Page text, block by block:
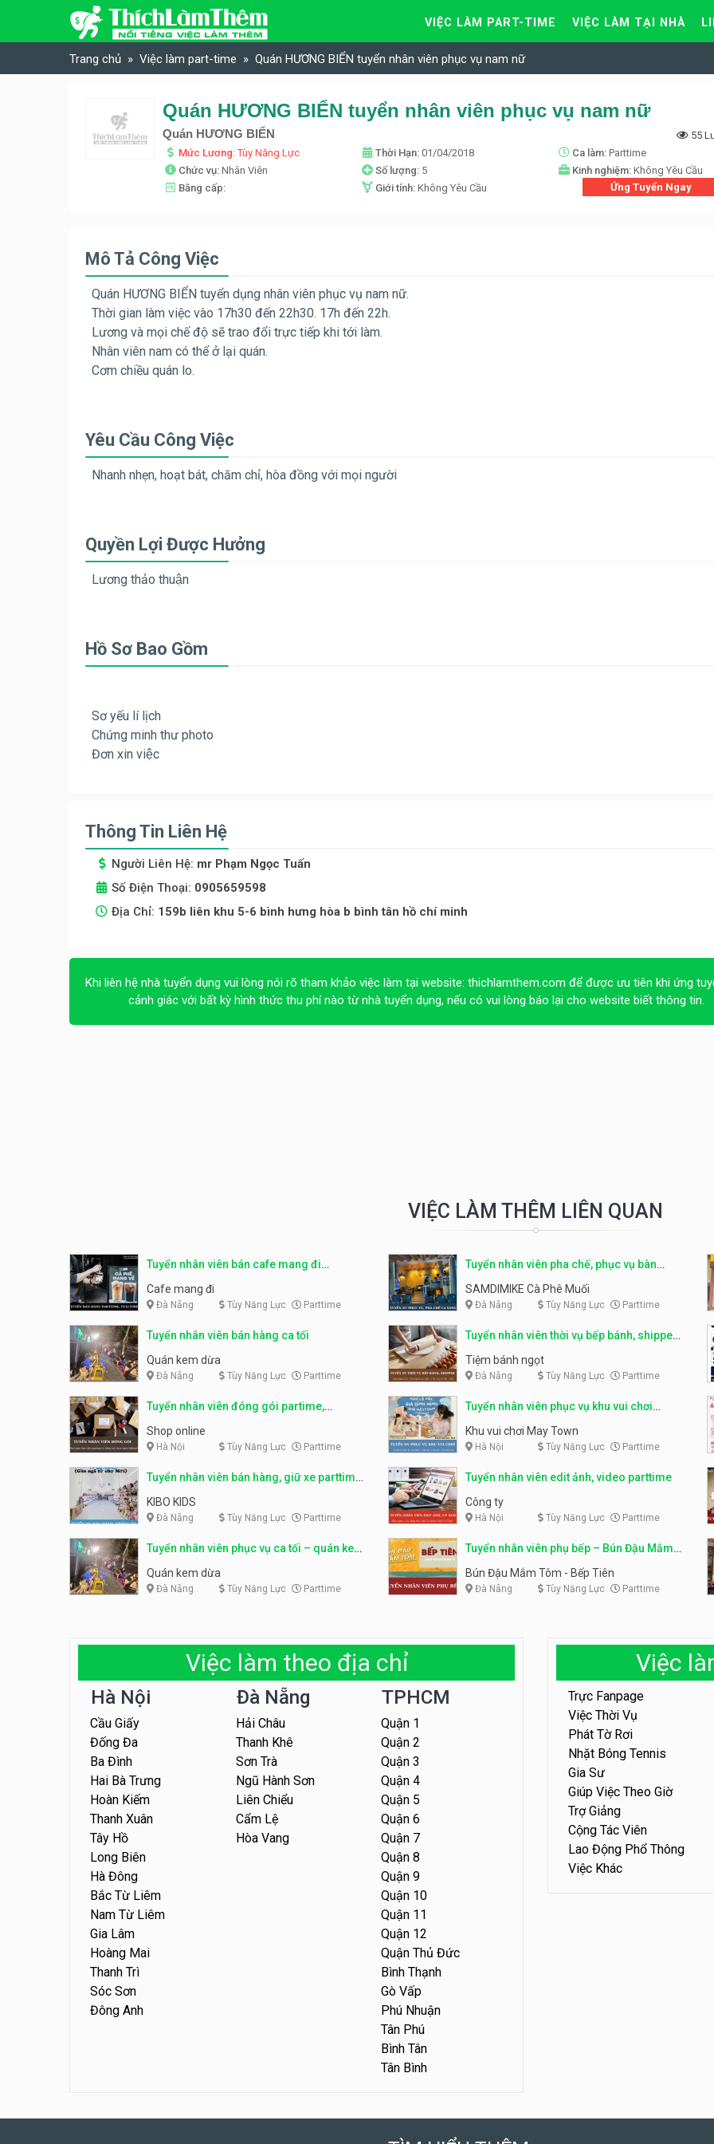
Skip to content
VIỆC LÀM PART-TIME VIỆC LÀM TẠI NHÀ
Trang chủ Việc làm part-time Quán HƯƠNG BIỂN tuyển nhân viên phục vụ nam nữ
Quán HƯƠNG BIỂN tuyển nhân viên phục vụ nam nữ
Quán HƯƠNG BIỂN
55
Mức Lương:Tùy Năng Lực Thời Hạn: 01/04/2018 Ca làm: Parttime
Chức vụ: Nhân Viên Số lượng: 5 Kinh nghiệm: Không Yêu Cầu
Bằng cấp:
Giới tính: Không Yêu Cầu Ứng Tuyển Ngay
Mô Tả Công Việc
Quán HƯƠNG BIỂN tuyển dụng nhân viên phục vụ nam nữ.
Thời gian làm việc vào 17h30 đến 22h30. 17h đến 22h.
Lương và mọi chế độ sẽ trao đổi trực tiếp khi tới làm.
Nhân viên nam có thể ở lại quán.
Cơm chiều quán lo.
Yêu Cầu Công Việc
Nhanh nhẹn, hoạt bát, chăm chỉ, hòa đồng với mọi người
Quyền Lợi Được Hưởng
Lương thảo thuận
Hồ Sơ Bao Gồm
Sơ yếu lí lịch
Chứng minh thư photo
Đơn xin việc
Thông Tin Liên Hệ
Người Liên Hệ: mr Phạm Ngọc Tuấn
Số Điện Thoại: 0905659598
Địa Chỉ: 159b liên khu 5-6 bình hưng hòa b bình tân hồ chí minh
Khi liên hệ nhà tuyển dụng vui lòng nói rõ tham khảo việc làm tại website: thichlamthem.com để được ưu tiên khi ứng
cảnh giác với bất kỳ hình thức thu phí nào từ nhà tuyển dụng, nếu có vui lòng báo lại cho website biết thông tin.
VIỆC LÀM THÊM LIÊN QUAN
Tuyển nhân viên bán cafe mang đi
parttime, fulltime
Cafe mang đi
Đà Nẵng Tùy Năng Lực Parttime
Tuyển nhân viên pha chế, phục vụ bàn
parttime
SAMDIMIKE Cà Phê Muối
Đà Nẵng Tùy Năng Lực Parttime
Tuyển nhân viên bán hàng ca tối
Quán kem dừa
Đà Nẵng Tùy Năng Lực Parttime
Tuyển nhân viên thời vụ bếp bánh, shipper
parttime
Tiệm bánh ngọt
Đà Nẵng Tùy Năng Lực Parttime
Tuyển nhân viên đóng gói partime,
fulltime
Shop online
Hà Nội Tùy Năng Lực Parttime
Tuyển nhân viên phục vụ khu vui chơi
parttime linh động
Khu vui chơi May Town
Hà Nội Tùy Năng Lực Parttime
Tuyển nhân viên bán hàng, giữ xe parttime
– Kibo Kid
KIBO KIDS
Đà Nẵng Tùy Năng Lực Parttime
Tuyển nhân viên edit ảnh, video parttime
Công ty
Hà Nội Tùy Năng Lực Parttime
Tuyển nhân viên phục vụ ca tối – quán kem
dừa
Quán kem dừa
Đà Nẵng Tùy Năng Lực Parttime
Tuyển nhân viên phụ bếp – Bún Đậu Mắm
Tôm – Bếp Tiên
Bún Đậu Mắm Tôm - Bếp Tiên
Đà Nẵng Tùy Năng Lực Parttime
Việc làm theo địa chỉ
Hà Nội
Cầu Giấy
Đống Đa
Ba Đình
Hai Bà Trưng
Hoàn Kiếm
Thanh Xuân
Tây Hồ
Long Biên
Hà Đông
Bắc Từ Liêm
Nam Từ Liêm
Gia Lâm
Hoàng Mai
Thanh Trì
Sóc Sơn
Đông Anh
Đà Nẵng
Hải Châu
Thanh Khê
Sơn Trà
Ngũ Hành Sơn
Liên Chiểu
Cẩm Lệ
Hòa Vang
TPHCM
Quận 1
Quận 2
Quận 3
Quận 4
Quận 5
Quận 6
Quận 7
Quận 8
Quận 9
Quận 10
Quận 11
Quận 12
Quận Thủ Đức
Bình Thạnh
Gò Vấp
Phú Nhuận
Tân Phú
Bình Tân
Tân Bình
Việc
Trực Fanpage
Việc Thời Vụ
Phát Tờ Rơi
Nhặt Bóng Tennis
Gia Sư
Giúp Việc Theo Giờ
Trợ Giảng
Cộng Tác Viên
Lao Động Phổ Thông
Việc Khác